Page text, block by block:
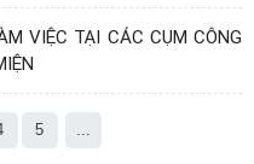
VIỆC TẠI CÁC CỤM CÔNG
5 ...